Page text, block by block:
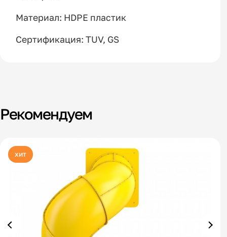
Материал: HDPE пластик
Сертификация: TUV, GS
Рекомендуем
хит